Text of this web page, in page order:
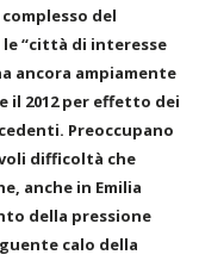
del
“città di interesse
ancora ampiamente
il 2012 per effetto dei
Preoccupano
difficoltà che
anche in Emilia
della pressione
calo della